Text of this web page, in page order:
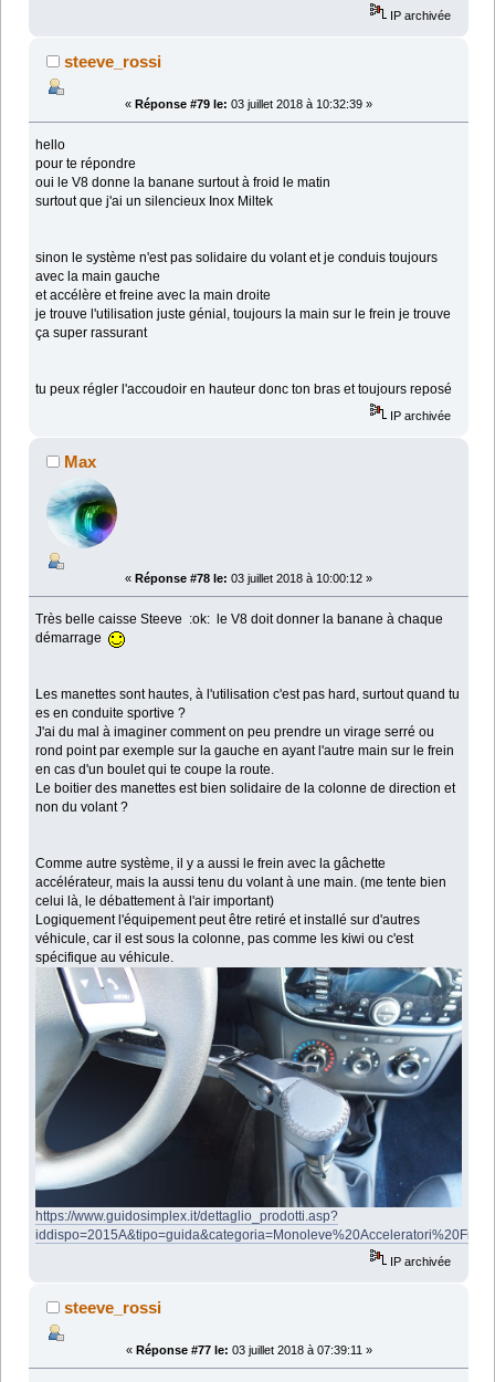
IP archivée
steeve_rossi
« Réponse #79 le: 03 juillet 2018 à 10:32:39 »
hello
pour te répondre
oui le V8 donne la banane surtout à froid le matin
surtout que j'ai un silencieux Inox Miltek
sinon le système n'est pas solidaire du volant et je conduis toujours
avec la main gauche
et accélère et freine avec la main droite
je trouve l'utilisation juste génial, toujours la main sur le frein je trouve
ça super rassurant
tu peux régler l'accoudoir en hauteur donc ton bras et toujours reposé
IP archivée
Max
« Réponse #78 le: 03 juillet 2018 à 10:00:12 »
Très belle caisse Steeve :ok: le V8 doit donner la banane à chaque
démarrage
Les manettes sont hautes, à l'utilisation c'est pas hard, surtout quand tu
es en conduite sportive ?
J'ai du mal à imaginer comment on peu prendre un virage serré ou
rond point par exemple sur la gauche en ayant l'autre main sur le frein
en cas d'un boulet qui te coupe la route.
Le boitier des manettes est bien solidaire de la colonne de direction et
non du volant ?
Comme autre système, il y a aussi le frein avec la gâchette
accélérateur, mais la aussi tenu du volant à une main. (me tente bien
celui là, le débattement à l'air important)
Logiquement l'équipement peut être retiré et installé sur d'autres
véhicule, car il est sous la colonne, pas comme les kiwi ou c'est
spécifique au véhicule.
https://www.guidosimplex.it/dettaglio_prodotti.asp?
iddispo=2015A&tipo=guida&categoria=Monoleve%20Acceleratori%20Freno
IP archivée
steeve_rossi
« Réponse #77 le: 03 juillet 2018 à 07:39:11 »